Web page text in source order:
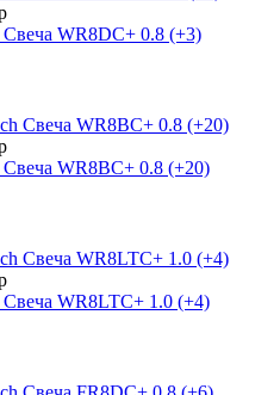
Свеча WR8DC+ 0.8 (+3)
Свеча WR8BC+ 0.8 (+20)
Свеча WR8LTC+ 1.0 (+4)